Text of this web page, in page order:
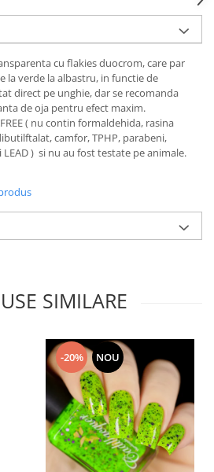
cu flakies duocrom, care par
la verde la albastru, in functie de
direct pe unghie, dar se recomanda
de oja pentru efect maxim.
( nu contin formaldehida, rasina
camfor, TPHP, parabeni,
) si nu au fost testate pe animale.
SIMILARE
-20% NOU